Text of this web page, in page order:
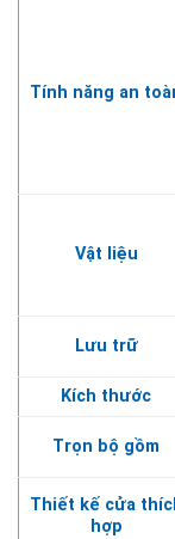
Tính năng an
Vật liệu
Lưu trữ
Kích thước
Trọn bộ gồm
Thiết kế cửa
hợp